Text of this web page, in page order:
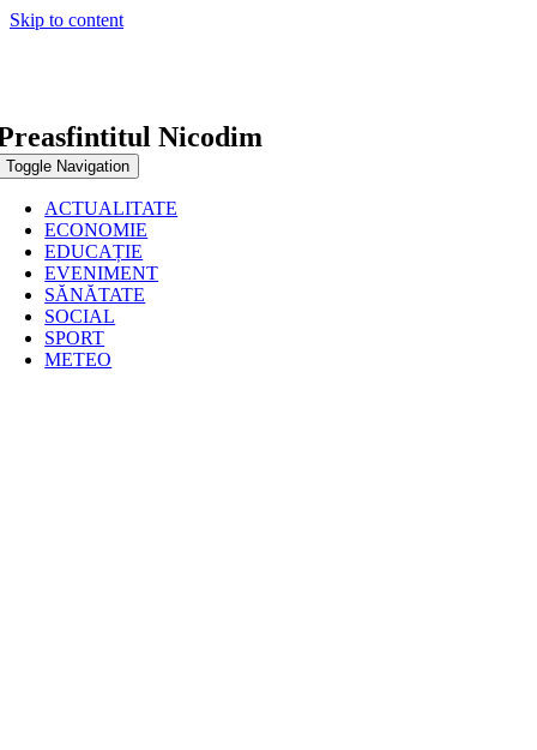
Skip to content
Nicodim
Toggle Navigation
ACTUALITATE
ECONOMIE
EDUCAȚIE
EVENIMENT
SĂNĂTATE
SOCIAL
SPORT
METEO